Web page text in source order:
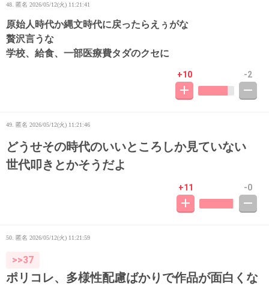
48. 匿名 2026/05/12(火) 11:21:41
原始人時代か縄文時代に戻ったらえぅがな
贅沢言うな
学校、給食、一部医療費タダのクセに
+10 -2
49. 匿名 2026/05/12(火) 11:21:46
どうせその時代のいいところしか見ていない
世代叩きとかそうだよ
+11 -0
50. 匿名 2026/05/12(火) 11:21:59
>>37
ポリコレ、多様性配慮ばかりで作品が面白くな